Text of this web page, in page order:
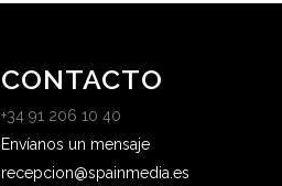
CONTACTO
+34 91 206 10 40
Envíanos un mensaje
recepcion@spainmedia.es